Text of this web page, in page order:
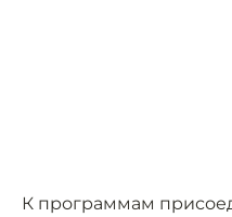
К программам